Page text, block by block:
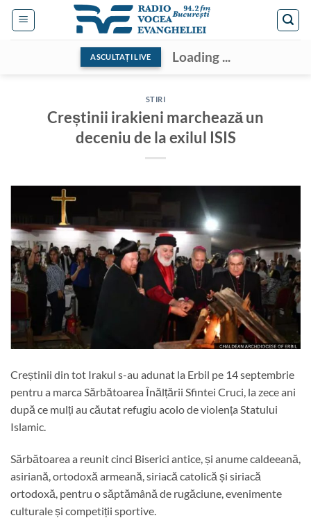
Skip
ASCULTAȚI LIVE Loading ...
STIRI
Creștinii irakieni marchează un
deceniu de la exilul ISIS
Creștinii din tot Irakul s-au adunat la Erbil pe 14 septembrie
pentru a marca Sărbătoarea Înălțării Sfintei Cruci, la zece ani
după ce mulți au căutat refugiu acolo de violența Statului
Islamic.
Sărbătoarea a reunit cinci Biserici antice, și anume caldeeană,
asiriană, ortodoxă armeană, siriacă catolică și siriacă
ortodoxă, pentru o săptămână de rugăciune, evenimente
culturale și competiții sportive.